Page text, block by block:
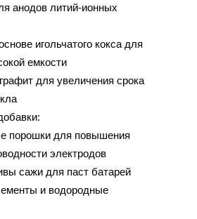
анодов литий-ионных
игольчатого кокса для
емкости
для увеличения срока
порошки для повышения
электродов
сажи для паст батарей
и водородные